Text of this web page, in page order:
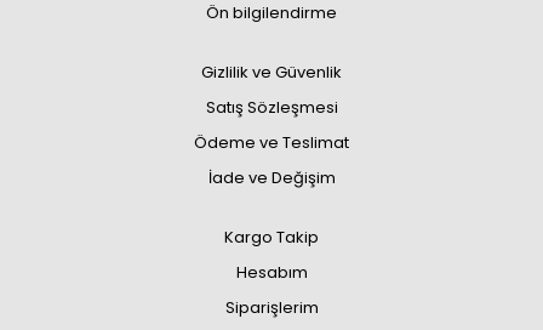
Ön bilgilendirme
Gizlilik ve Güvenlik
Satış Sözleşmesi
Ödeme ve Teslimat
İade ve Değişim
Kargo Takip
Hesabım
Siparişlerim